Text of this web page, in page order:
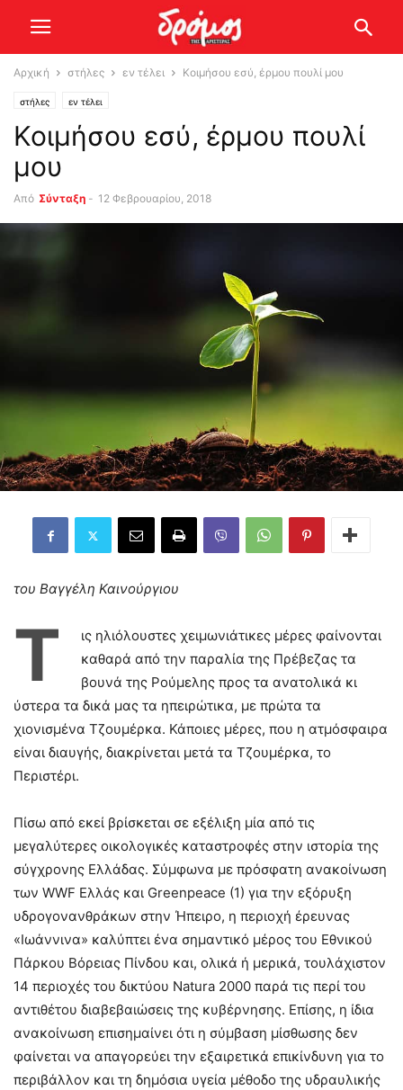
Αρχική στήλες εν τέλει Κοιμήσου εσύ, έρμου πουλί μου
στήλες εν τέλει
Κοιμήσου εσύ, έρμου πουλί
μου
Από Σύνταξη - 12 Φεβρουαρίου, 2018
του Βαγγέλη Καινούργιου
Τ
ις ηλιόλουστες χειμωνιάτικες μέρες φαίνονται
καθαρά από την παραλία της Πρέβεζας τα
βουνά της Ρούμελης προς τα ανατολικά κι
ύστερα τα δικά μας τα ηπειρώτικα, με πρώτα τα
χιονισμένα Τζουμέρκα. Κάποιες μέρες, που η ατμόσφαιρα
είναι διαυγής, διακρίνεται μετά τα Τζουμέρκα, το
Περιστέρι.
Πίσω από εκεί βρίσκεται σε εξέλιξη μία από τις
μεγαλύτερες οικολογικές καταστροφές στην ιστορία της
σύγχρονης Ελλάδας. Σύμφωνα με πρόσφατη ανακοίνωση
των WWF Ελλάς και Greenpeace (1) για την εξόρυξη
υδρογονανθράκων στην Ήπειρο, η περιοχή έρευνας
«Ιωάννινα» καλύπτει ένα σημαντικό μέρος του Εθνικού
Πάρκου Βόρειας Πίνδου και, ολικά ή μερικά, τουλάχιστον
14 περιοχές του δικτύου Natura 2000 παρά τις περί του
αντιθέτου διαβεβαιώσεις της κυβέρνησης. Επίσης, η ίδια
ανακοίνωση επισημαίνει ότι η σύμβαση μίσθωσης δεν
φαίνεται να απαγορεύει την εξαιρετικά επικίνδυνη για το
περιβάλλον και τη δημόσια υγεία μέθοδο της υδραυλικής